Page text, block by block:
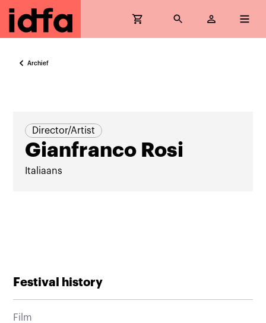
Archief
Director/Artist
Gianfranco Rosi
Italiaans
Festival history
Film